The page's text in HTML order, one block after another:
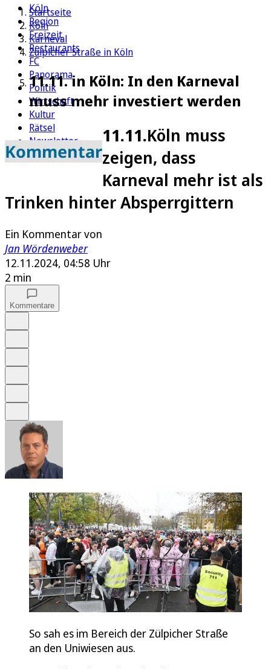
Köln
Region
Freizeit
Restaurants
FC
Panorama
Politik
Wirtschaft
Kultur
Rätsel
Newsletter
E-Paper
Startseite
Köln
Karneval
Zülpicher Straße in Köln
11.11. in Köln: In den Karneval
muss mehr investiert werden
Kommentar
11.11.Köln muss
zeigen, dass
Karneval mehr ist als
Trinken hinter Absperrgittern
Ein Kommentar von
Jan Wördenweber
12.11.2024, 04:58 Uhr
2 min
Kommentare
So sah es im Bereich der Zülpicher Straße
an den Uniwiesen aus.